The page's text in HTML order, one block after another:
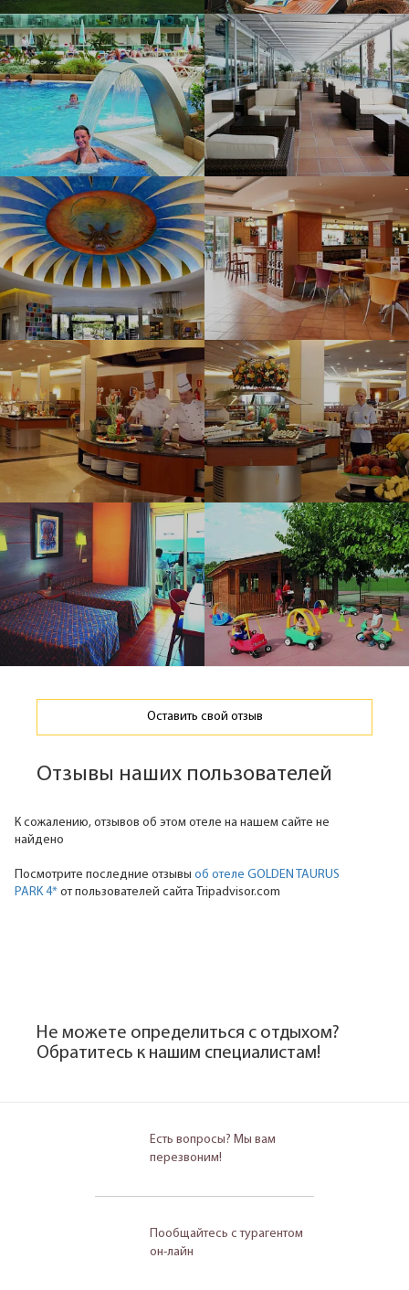
Оставить свой отзыв
Отзывы наших пользователей
К сожалению, отзывов об этом отеле на нашем сайте не
найдено
Посмотрите последние отзывы об отеле GOLDEN TAURUS
PARK 4* от пользователей сайта Tripadvisor.com
Не можете определиться с отдыхом?
Обратитесь к нашим специалистам!
Есть вопросы? Мы вам
перезвоним!
Пообщайтесь с турагентом
он-лайн